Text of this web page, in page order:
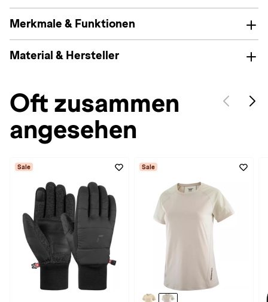
Merkmale & Funktionen
Material & Hersteller
Oft zusammen
angesehen
Sale Sale